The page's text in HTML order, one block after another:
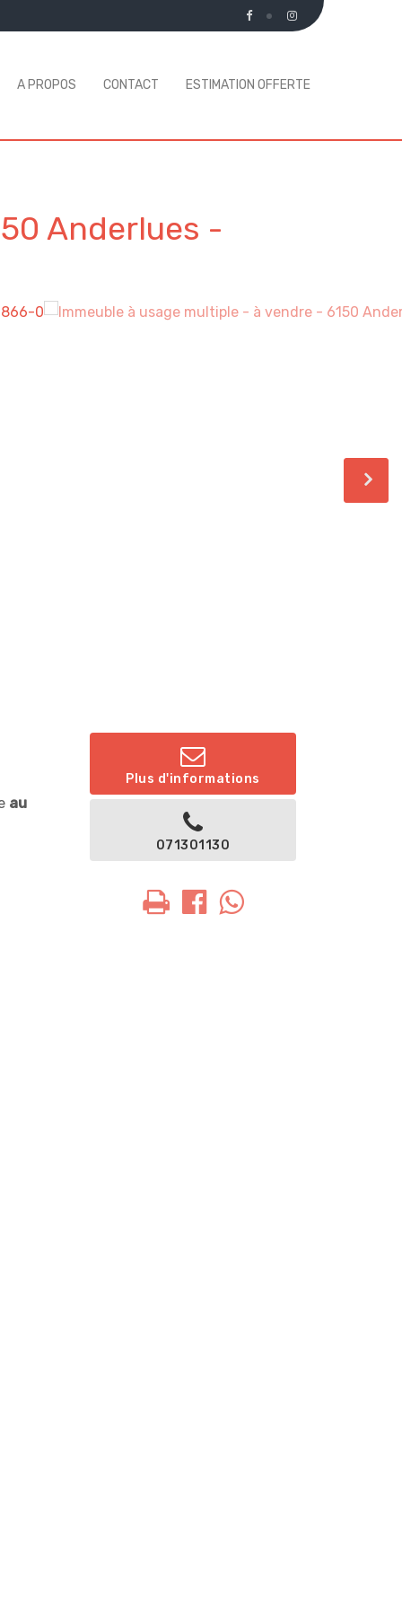
A PROPOS CONTACT ESTIMATION OFFERTE
Anderlues -
au
Plus d'informations
071301130